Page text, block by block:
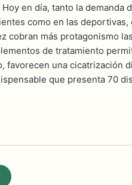
en día, tanto la demanda
como en las deportivas,
cobran más protagonismo
de tratamiento
favorecen una cicatrización
que presenta 70